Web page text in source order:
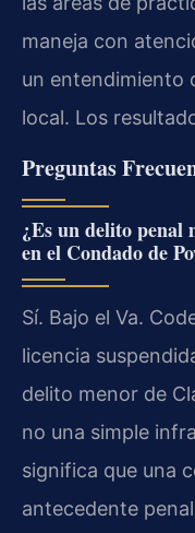
maneja con
un entendimiento
local. Los
Preguntas
¿Es un delito penal
en el Condado de
Sí. Bajo el Va.
licencia
delito menor de
no una simple
significa que una
antecedente